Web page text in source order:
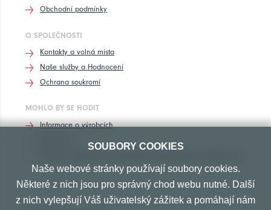
Obchodní podmínky
O SPOLEČNOSTI
Kontakty a volná místa
Naše služby a Hodnocení
Ochrana soukromí
MOHLO BY SE HODIT
Informace o výrobcích
SOUBORY COOKIES
Naše webové stránky používají soubory cookies.
Některé z nich jsou pro správný chod webu nutné. Další
z nich vylepšují Váš uživatelský zážitek a pomáhají nám